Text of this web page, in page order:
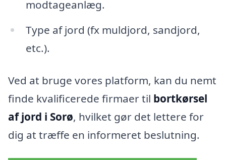
modtageanlæg.
Type af jord (fx muldjord, sandjord,
etc.).
Ved at bruge vores platform, kan du nemt
finde kvalificerede firmaer til bortkørsel
af jord i Sorø, hvilket gør det lettere for
dig at træffe en informeret beslutning.